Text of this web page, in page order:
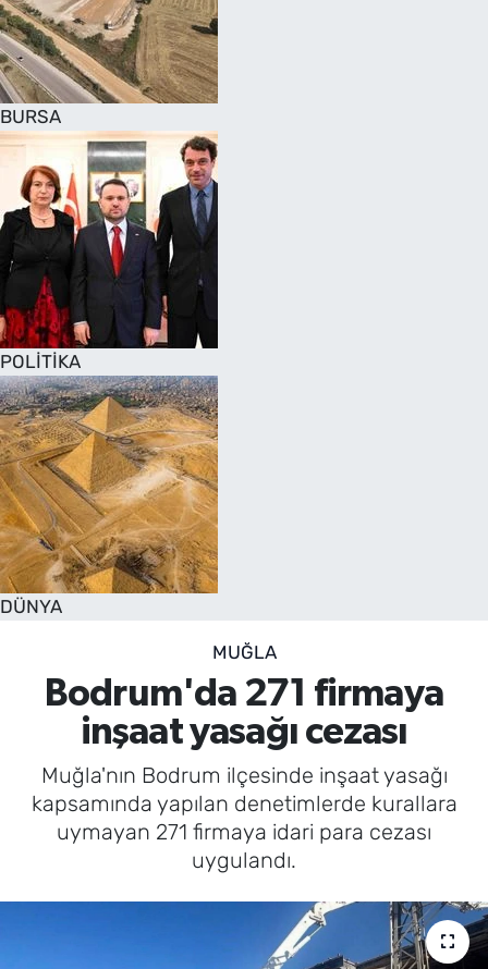
BURSA
POLİTİKA
DÜNYA
MUĞLA
Bodrum'da 271 firmaya
inşaat yasağı cezası
Muğla'nın Bodrum ilçesinde inşaat yasağı
kapsamında yapılan denetimlerde kurallara
uymayan 271 firmaya idari para cezası
uygulandı.
SAĞLIK
TV REHBERİ